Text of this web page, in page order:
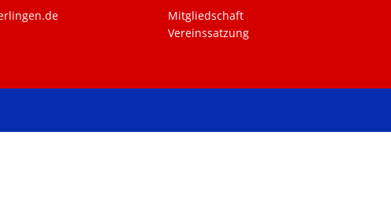
Mitgliedschaft
Vereinssatzung